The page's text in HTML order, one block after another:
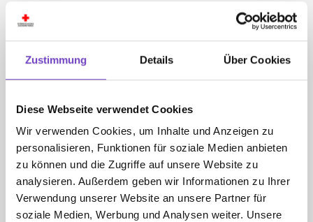
Zustimmung Details Über Cookies
Diese Webseite verwendet Cookies
Wir verwenden Cookies, um Inhalte und Anzeigen zu
personalisieren, Funktionen für soziale Medien anbieten
zu können und die Zugriffe auf unsere Website zu
analysieren. Außerdem geben wir Informationen zu Ihrer
Verwendung unserer Website an unsere Partner für
soziale Medien, Werbung und Analysen weiter. Unsere
Hallo Schule! für das letzte
Kindergartenjahr.
Für die älteren Kinder im letzten
in die nächste Bildungs­stufe hinein­zu­
schnup­pern. Viele Bilder und kurze
Texte zum Vorlesen machen den
Großen Lust aufs Lesen lernen.
Baderegeln